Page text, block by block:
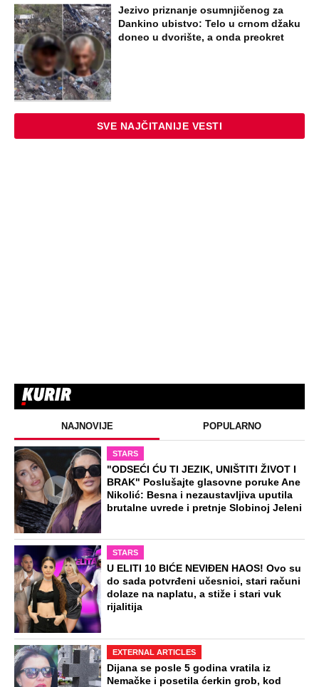
Jezivo priznanje osumnjičenog za
Dankino ubistvo: Telo u crnom džaku
doneo u dvorište, a onda preokret
SVE NAJČITANIJE VESTI
NAJNOVIJE POPULARNO
STARS
"ODSEĆI ĆU TI JEZIK, UNIŠTITI ŽIVOT I
BRAK" Poslušajte glasovne poruke Ane
Nikolić: Besna i nezaustavljiva uputila
brutalne uvrede i pretnje Slobinoj Jeleni
STARS
U ELITI 10 BIĆE NEVIĐEN HAOS! Ovo su
do sada potvrđeni učesnici, stari računi
dolaze na naplatu, a stiže i stari vuk
rijalitija
EXTERNAL ARTICLES
Dijana se posle 5 godina vratila iz
Nemačke i posetila ćerkin grob, kod